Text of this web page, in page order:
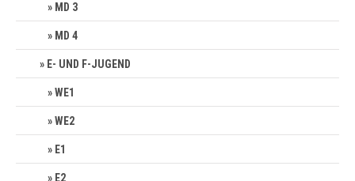
MD 3
MD 4
E- UND F-JUGEND
WE1
WE2
E1
E2